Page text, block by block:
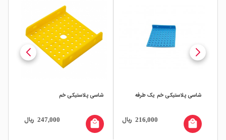
شاسی پلاستیکی خم یک طرفه
216,000 ریال local_mall
شاسی پلاستیکی خم
247,000 ریال local_mall